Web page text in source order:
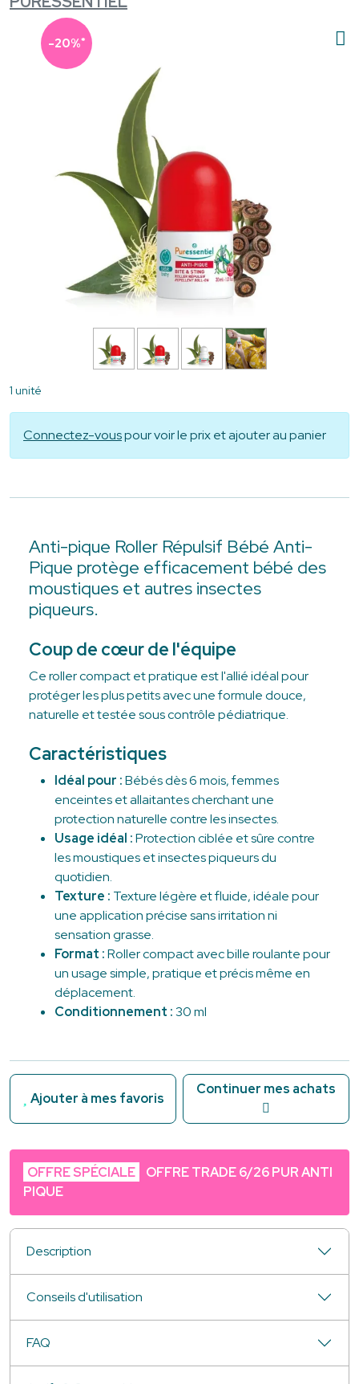
-20%*
1 unité
Connectez-vouspour voir le prix et ajouter au panier
Anti-pique Roller Répulsif Bébé Anti-
Pique protège efficacement bébé des
moustiques et autres insectes
piqueurs.
Coup de cœur de l'équipe
Ce roller compact et pratique est l'allié idéal pour
protéger les plus petits avec une formule douce,
naturelle et testée sous contrôle pédiatrique.
Caractéristiques
Idéal pour :Bébés dès 6 mois, femmes
enceintes et allaitantes cherchant une
protection naturelle contre les insectes.
Usage idéal :Protection ciblée et sûre contre
les moustiques et insectes piqueurs du
quotidien.
Texture : Texture légère et fluide, idéale pour
une application précise sans irritation ni
sensation grasse.
Format :Roller compact avec bille roulante pour
un usage simple, pratique et précis même en
déplacement.
Conditionnement :30 ml
Ajouter à mes favoris
Continuer mes achats
OFFRE SPÉCIALE
OFFRE TRADE 6/26 PUR ANTI
PIQUE
Description
Conseils d'utilisation
FAQ